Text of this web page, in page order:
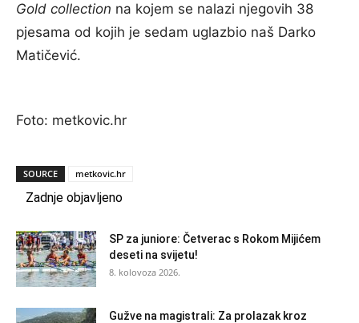
Gold collection na kojem se nalazi njegovih 38
pjesama od kojih je sedam uglazbio naš Darko
Matičević.
Foto: metkovic.hr
SOURCE metkovic.hr
Zadnje objavljeno
SP za juniore: Četverac s Rokom Mijićem
deseti na svijetu!
8. kolovoza 2026.
Gužve na magistrali: Za prolazak kroz